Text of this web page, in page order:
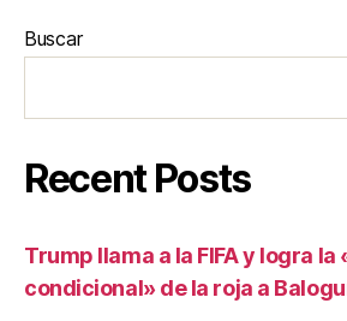
Buscar
Recent Posts
Trump llama a la FIFA y logra la
condicional» de la roja a